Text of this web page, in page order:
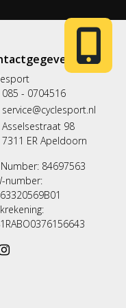
085 - 0704516
service@cyclesport.nl
Asselsestraat 98
7311 ER Apeldoorn
Number: 84697563
number:
met ons op.
4516
66